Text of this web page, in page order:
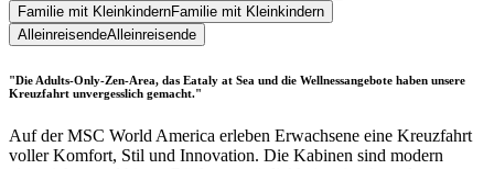
Familie mit KleinkindernFamilie mit Kleinkindern
AlleinreisendeAlleinreisende
"Die Adults-Only-Zen-Area, das Eataly at Sea und die Wellnessangebote haben unsere
Kreuzfahrt unvergesslich gemacht."
Auf der MSC World America erleben Erwachsene eine Kreuzfahrt
voller Komfort, Stil und Innovation. Die Kabinen sind modern